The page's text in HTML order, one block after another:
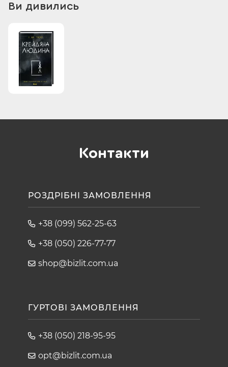
Ви дивились
Контакти
РОЗДРІБНІ ЗАМОВЛЕННЯ
+38 (099) 562-25-63
+38 (050) 226-77-77
shop@bizlit.com.ua
ГУРТОВІ ЗАМОВЛЕННЯ
+38 (050) 218-95-95
opt@bizlit.com.ua